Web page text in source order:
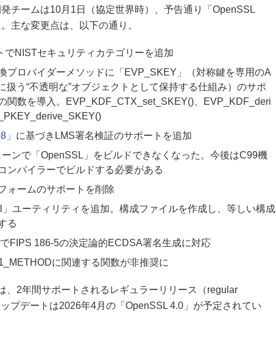
チームは10月1日（協定世界時）、予告通り「OpenSSL
主な変更点は、以下の通り。
でNISTセキュリティカテゴリーを追加
プロバイダーメソッドに「EVP_SKEY」（対称鍵を専用のA
扱う“不透明な”オブジェクトとして保持する仕組み）のサポ
関数を導入。EVP_KDF_CTX_set_SKEY()、EVP_KDF_deri
」 に基づきLMS署名検証のサポートを追加
ンで「OpenSSL」をビルドできなくなった。今後はC99機
ンパイラーでビルドする必要がある
ォームのサポートを削除
」ユーティリティを追加。構成ファイルを作成し、等しい構成
る
FIPS 186-5の決定論的ECDSA署名生成に対応
に関連する関数が非推奨に
、2年間サポートされるレギュラーリリース（regular
プデートは2026年4月の「OpenSSL 4.0」が予定されてい